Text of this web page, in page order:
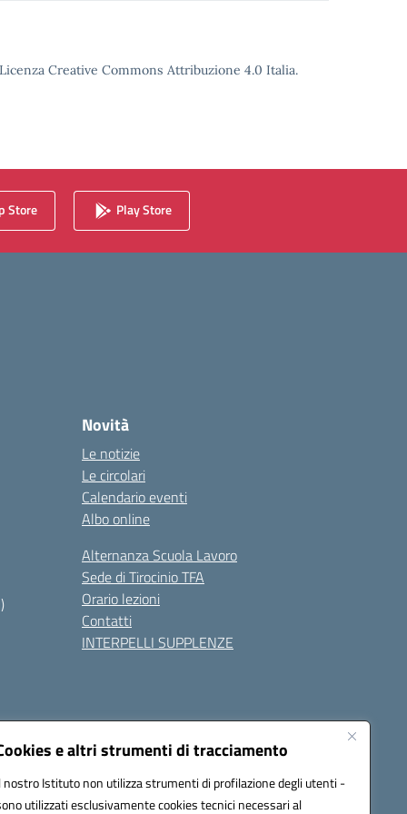
e altri strumenti di tracciamento
nostro Istituto non utilizza strumenti di profilazione degli utenti -
utilizzati esclusivamente cookies tecnici necessari al
Creative Commons Attribuzione 4.0 Italia.
Store Play Store
Novità
Le notizie
Le circolari
Calendario eventi
Albo online
Alternanza Scuola Lavoro
Sede di Tirocinio TFA
Orario lezioni
Contatti
INTERPELLI SUPPLENZE